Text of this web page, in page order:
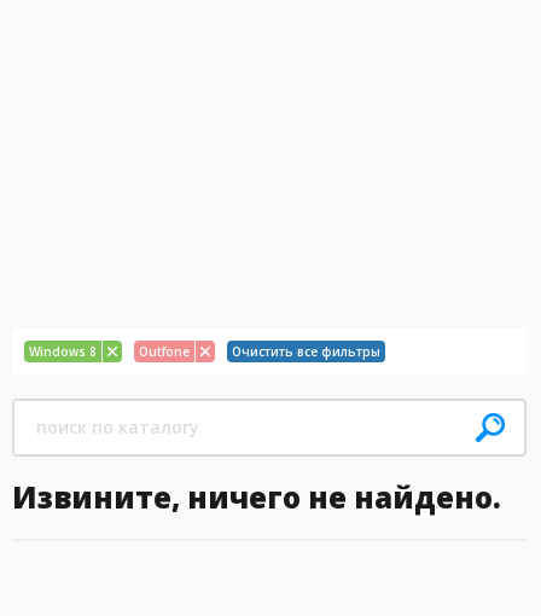
Windows 8 Outfone Очистить все фильтры
Извините, ничего не найдено.